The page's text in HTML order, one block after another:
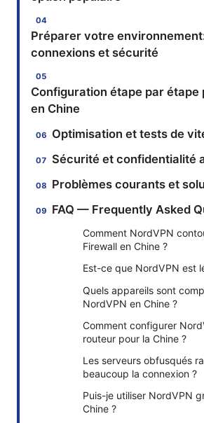
Préparer votre
connexions et sécurité
Configuration étape par étape
en Chine
Optimisation et tests de
Sécurité et confidentialité
Problèmes courants et
FAQ — Frequently Asked
Comment NordVPN
Firewall en Chine ?
Est-ce que NordVPN est
Quels appareils sont
NordVPN en Chine ?
Comment configurer
routeur pour la Chine ?
Les serveurs obfusqués
beaucoup la connexion ?
Puis-je utiliser NordVPN
Chine ?